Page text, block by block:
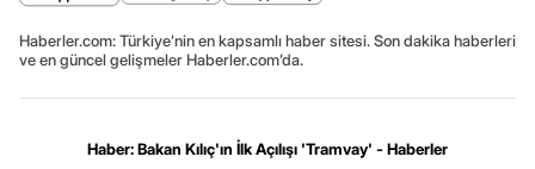
Haberler.com: Türkiye’nin en kapsamlı haber sitesi. Son dakika haberleri
ve en güncel gelişmeler Haberler.com’da.
Haber: Bakan Kılıç'ın İlk Açılışı 'Tramvay' - Haberler